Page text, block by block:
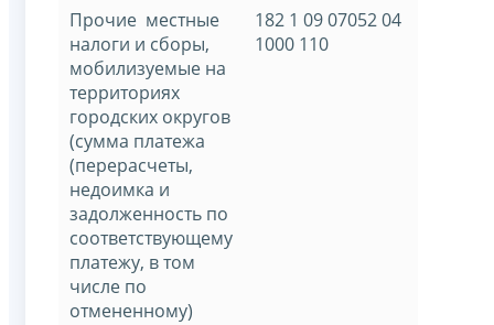
Прочие местные
налоги и сборы,
мобилизуемые на
территориях
городских округов
(сумма платежа
(перерасчеты,
недоимка и
задолженность по
соответствующему
платежу, в том
числе по
отмененному)
182 1 09 07052 04
1000 110